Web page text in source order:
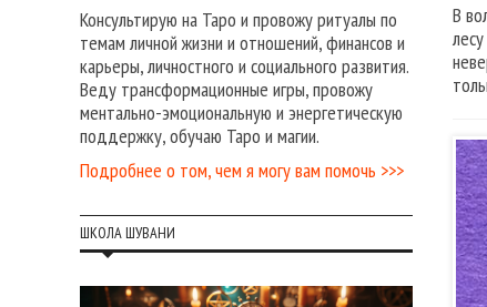
В
Консультирую на Таро и провожу ритуалы по
темам личной жизни и отношений, финансов и
карьеры, личностного и социального развития.
Веду трансформационные игры, провожу
ментально-эмоциональную и энергетическую
поддержку, обучаю Таро и магии.
Подробнее о том, чем я могу вам помочь >>>
ШКОЛА ШУВАНИ